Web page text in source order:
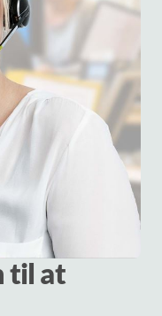
til at